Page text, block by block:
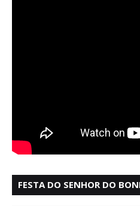
FESTA DO SENHOR DO